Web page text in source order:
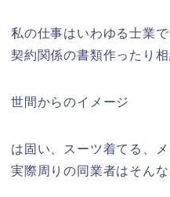
私の仕事はいわゆる士業で
契約関係の書類作ったり
世間からのイメージ
は固い、スーツ着てる、
実際周りの同業者はそんな